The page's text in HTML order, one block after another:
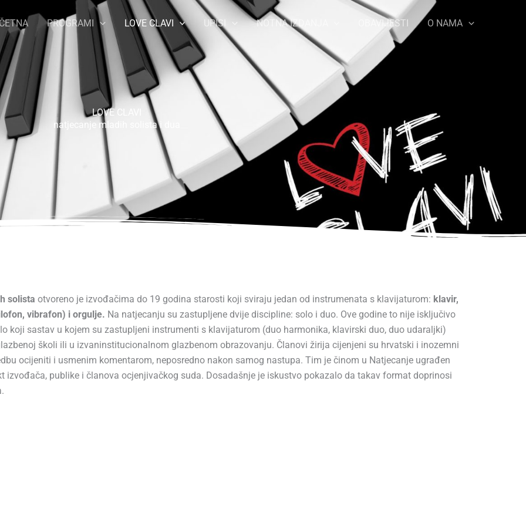
PROGRAMI LOVE CLAVI UPISI NOTNA IZDANJA OBAVIJESTI O NAMA
LOVE CLAVI
natjecanje mladih solista i dua
solista otvoreno je izvođačima do 19 godina starosti koji sviraju jedan od instrumenata s klavijaturom: klavir,
vibrafon) i orgulje. Na natjecanju su zastupljene dvije discipline: solo i duo. Ove godine to nije isključivo
koji sastav u kojem su zastupljeni instrumenti s klavijaturom (duo harmonika, klavirski duo, duo udaraljki)
školi ili u izvaninstitucionalnom glazbenom obrazovanju. Članovi žirija cijenjeni su hrvatski i inozemni
ocijeniti i usmenim komentarom, neposredno nakon samog nastupa. Tim je činom u Natjecanje ugrađen
publike i članova ocjenjivačkog suda. Dosadašnje je iskustvo pokazalo da takav format doprinosi